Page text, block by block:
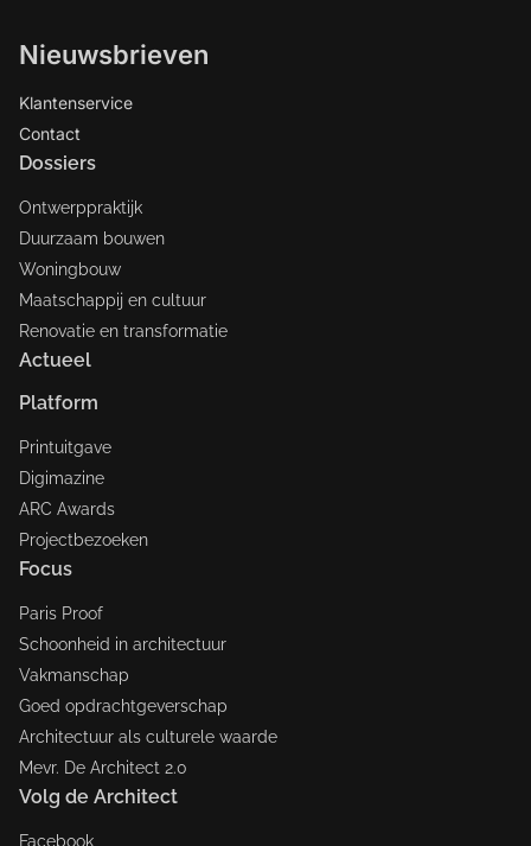
Nieuwsbrieven
Klantenservice
Contact
Dossiers
Ontwerppraktijk
Duurzaam bouwen
Woningbouw
Maatschappij en cultuur
Renovatie en transformatie
Actueel
Platform
Printuitgave
Digimazine
ARC Awards
Projectbezoeken
Focus
Paris Proof
Schoonheid in architectuur
Vakmanschap
Goed opdrachtgeverschap
Architectuur als culturele waarde
Mevr. De Architect 2.0
Volg de Architect
Facebook